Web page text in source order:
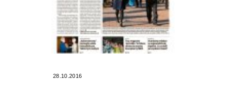
28.10.2016